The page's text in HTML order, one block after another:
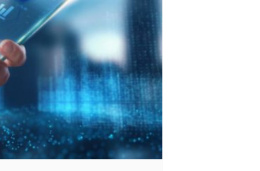
con un software ERP